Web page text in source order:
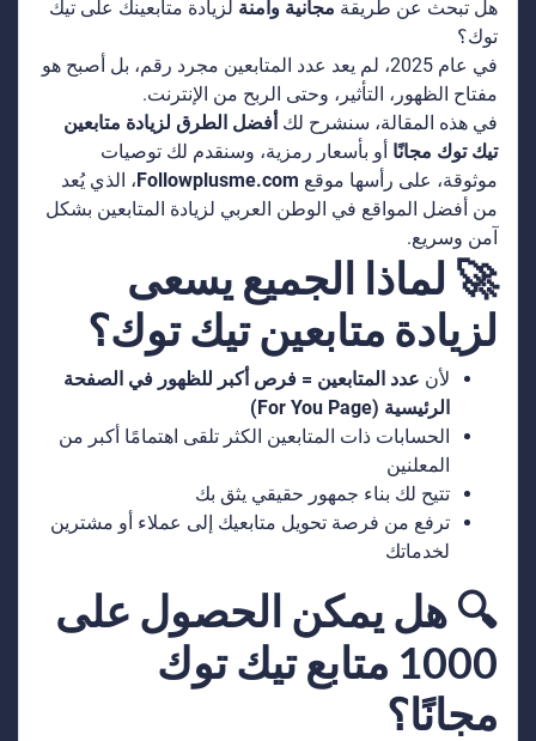
هل تبحث عن طريقة مجانية وآمنة لزيادة متابعينك على تيك
توك؟
في عام 2025، لم يعد عدد المتابعين مجرد رقم، بل أصبح هو
مفتاح الظهور، التأثير، وحتى الربح من الإنترنت.
في هذه المقالة، سنشرح لك أفضل الطرق لزيادة متابعين
تيك توك مجانًا أو بأسعار رمزية، وسنقدم لك توصيات
موثوقة، على رأسها موقع Followplusme.com، الذي يُعد
من أفضل المواقع في الوطن العربي لزيادة المتابعين بشكل
آمن وسريع.
🚀 لماذا الجميع يسعى
لزيادة متابعين تيك توك؟
لأن عدد المتابعين = فرص أكبر للظهور في الصفحة
الرئيسية (For You Page)
الحسابات ذات المتابعين الكثر تلقى اهتمامًا أكبر من
المعلنين
تتيح لك بناء جمهور حقيقي يثق بك
ترفع من فرصة تحويل متابعيك إلى عملاء أو مشترين
لخدماتك
🔍 هل يمكن الحصول على
1000 متابع تيك توك
مجانًا؟